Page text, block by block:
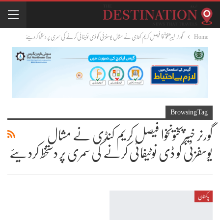
Home گورنر خیبرپختونخوا فیصل کریم کنڈی نے مشال یوسفزئی کو ڈی نوٹیفائی کرنے کی سمری پر دستخط کردیئے
Browsing Tag
گورنر خیبرپختونخوا فیصل کریم کنڈی نے مشال
یوسفزئی کو ڈی نوٹیفائی کرنے کی سمری پر دستخط کردیئے
پاکستان